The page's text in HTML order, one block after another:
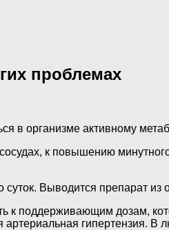
проблемах
в организме активному
сосудах, к повышению
Выводится препарат из
к поддерживающим дозам,
артериальная гипертензия. В